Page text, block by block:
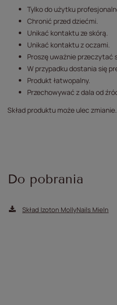
Tylko do użytku
Chronić przed dziećmi.
Unikać kontaktu ze skórą.
Unikać kontaktu z oczami.
Proszę uważnie przeczytać
W przypadku dostania się
Produkt łatwopalny.
Przechowywać z dala od
Skład produktu może ulec
Do pobrania
Skład Izoton MollyNails Mieln